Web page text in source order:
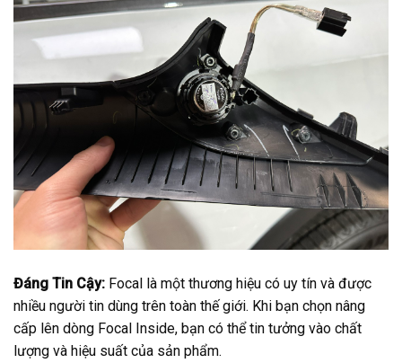
Đáng Tin Cậy: Focal là một thương hiệu có uy tín và được
nhiều người tin dùng trên toàn thế giới. Khi bạn chọn nâng
cấp lên dòng Focal Inside, bạn có thể tin tưởng vào chất
lượng và hiệu suất của sản phẩm.